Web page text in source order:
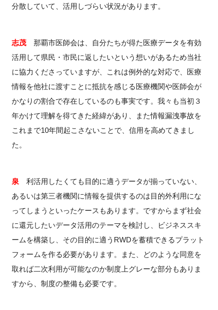
分散していて、活用しづらい状況があります。
志茂那覇市医師会は、自分たちが得た医療データを有効
活用して県民・市民に返したいという想いがあるため当社
に協力くださっていますが、これは例外的な対応で、医療
情報を他社に渡すことに抵抗を感じる医療機関や医師会が
かなりの割合で存在しているのも事実です。我々も当初３
年かけて理解を得てきた経緯があり、また情報漏洩事故を
これまで10年間起こさないことで、信用を高めてきまし
た。
泉 利活用したくても目的に適うデータが揃っていない、
あるいは第三者機関に情報を提供するのは目的外利用にな
ってしまうといったケースもあります。ですからまず社会
に還元したいデータ活用のテーマを検討し、ビジネススキ
ームを構築し、その目的に適う RWDを蓄積できるプラット
フォームを作る必要があります。また、どのような同意を
取れば二次利用が可能なのか制度上グレーな部分もありま
すから、制度の整備も必要です。